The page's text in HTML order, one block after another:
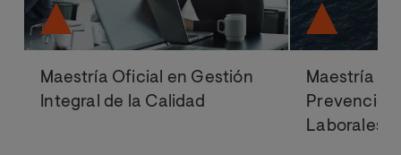
Maestría Oficial en Gestión
Integral de la Calidad
Maestría
Prevención
Laborales